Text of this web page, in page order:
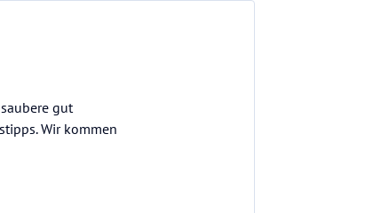
gut
Wir kommen